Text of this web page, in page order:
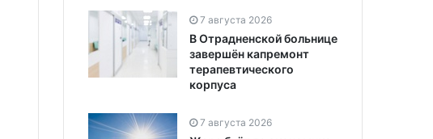
7 августа 2026
В Отрадненской больнице
завершён капремонт
терапевтического
корпуса
7 августа 2026